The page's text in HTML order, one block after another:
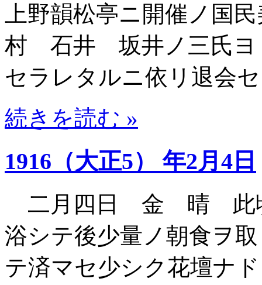
上野韻松亭ニ開催ノ国
村 石井 坂井ノ三氏ヨ
セラレタルニ依リ退会
続きを読む »
1916（大正5） 年2月4日
二月四日 金 晴 此頃
浴シテ後少量ノ朝食ヲ
テ済マセ少シク花壇ナ